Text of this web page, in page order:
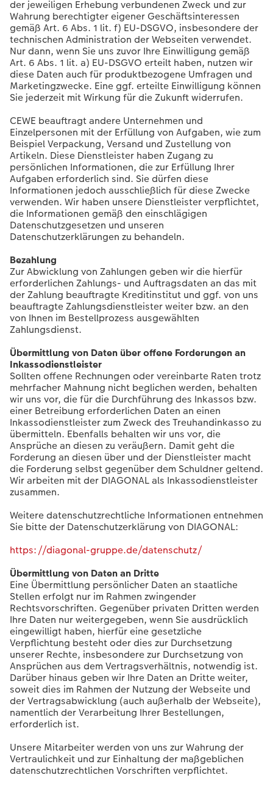
der jeweiligen Erhebung verbundenen Zweck und zur
Wahrung berechtigter eigener Geschäftsinteressen
gemäß Art. 6 Abs. 1 lit. f) EU-DSGVO, insbesondere der
technischen Administration der Webseiten verwendet.
Nur dann, wenn Sie uns zuvor Ihre Einwilligung gemäß
Art. 6 Abs. 1 lit. a) EU-DSGVO erteilt haben, nutzen wir
diese Daten auch für produktbezogene Umfragen und
Marketingzwecke. Eine ggf. erteilte Einwilligung können
Sie jederzeit mit Wirkung für die Zukunft widerrufen.
CEWE beauftragt andere Unternehmen und
Einzelpersonen mit der Erfüllung von Aufgaben, wie zum
Beispiel Verpackung, Versand und Zustellung von
Artikeln. Diese Dienstleister haben Zugang zu
persönlichen Informationen, die zur Erfüllung Ihrer
Aufgaben erforderlich sind. Sie dürfen diese
Informationen jedoch ausschließlich für diese Zwecke
verwenden. Wir haben unsere Dienstleister verpflichtet,
die Informationen gemäß den einschlägigen
Datenschutzgesetzen und unseren
Datenschutzerklärungen zu behandeln.
Bezahlung
Zur Abwicklung von Zahlungen geben wir die hierfür
erforderlichen Zahlungs- und Auftragsdaten an das mit
der Zahlung beauftragte Kreditinstitut und ggf. von uns
beauftragte Zahlungsdienstleister weiter bzw. an den
von Ihnen im Bestellprozess ausgewählten
Zahlungsdienst.
Übermittlung von Daten über offene Forderungen an
Inkassodienstleister
Sollten offene Rechnungen oder vereinbarte Raten trotz
mehrfacher Mahnung nicht beglichen werden, behalten
wir uns vor, die für die Durchführung des Inkassos bzw.
einer Betreibung erforderlichen Daten an einen
Inkassodienstleister zum Zweck des Treuhandinkasso zu
übermitteln. Ebenfalls behalten wir uns vor, die
Ansprüche an diesen zu veräußern. Damit geht die
Forderung an diesen über und der Dienstleister macht
die Forderung selbst gegenüber dem Schuldner geltend.
Wir arbeiten mit der DIAGONAL als Inkassodienstleister
zusammen.
Weitere datenschutzrechtliche Informationen entnehmen
Sie bitte der Datenschutzerklärung von DIAGONAL:
https://diagonal-gruppe.de/datenschutz/
Übermittlung von Daten an Dritte
Eine Übermittlung persönlicher Daten an staatliche
Stellen erfolgt nur im Rahmen zwingender
Rechtsvorschriften. Gegenüber privaten Dritten werden
Ihre Daten nur weitergegeben, wenn Sie ausdrücklich
eingewilligt haben, hierfür eine gesetzliche
Verpflichtung besteht oder dies zur Durchsetzung
unserer Rechte, insbesondere zur Durchsetzung von
Ansprüchen aus dem Vertragsverhältnis, notwendig ist.
Darüber hinaus geben wir Ihre Daten an Dritte weiter,
soweit dies im Rahmen der Nutzung der Webseite und
der Vertragsabwicklung (auch außerhalb der Webseite),
namentlich der Verarbeitung Ihrer Bestellungen,
erforderlich ist.
Unsere Mitarbeiter werden von uns zur Wahrung der
Vertraulichkeit und zur Einhaltung der maßgeblichen
datenschutzrechtlichen Vorschriften verpflichtet.